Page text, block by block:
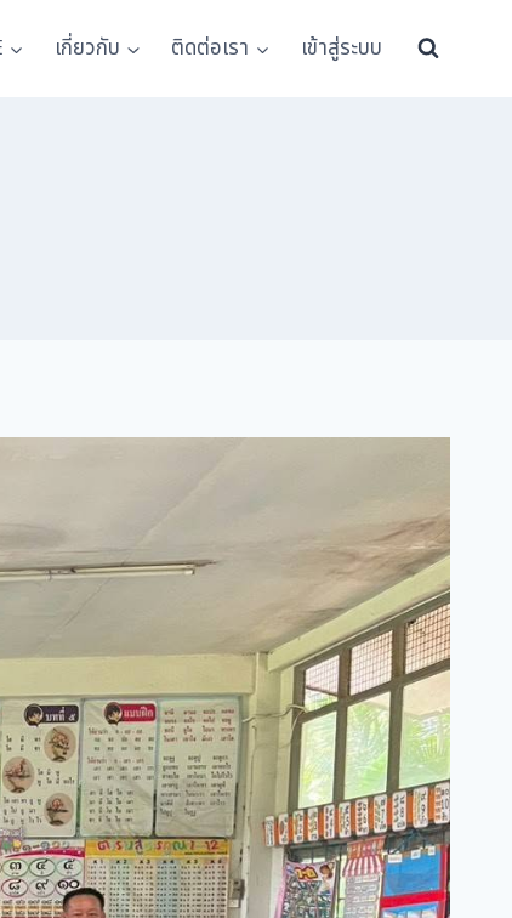
เกี่ยวกับ ติดต่อเรา เข้าสู่ระบบ